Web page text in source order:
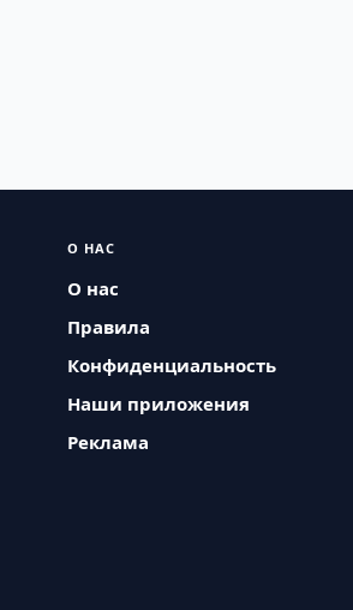
О НАС
О нас
Правила
Конфиденциальность
Наши приложения
Реклама